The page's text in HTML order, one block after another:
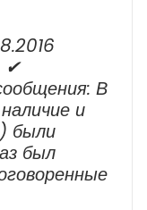
✔
В
и
были
был